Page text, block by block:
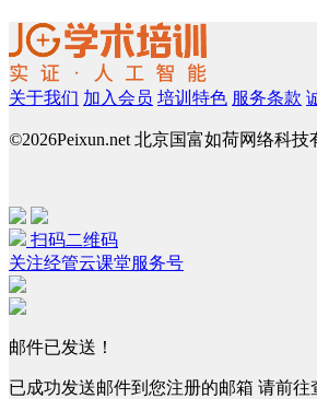
关于我们 加入会员 培训特色 服务条款
©2026Peixun.net 北京国富如荷网络科
扫码二维码
关注经管云课堂服务号
邮件已发送！
已成功发送邮件到您注册的邮箱 请前